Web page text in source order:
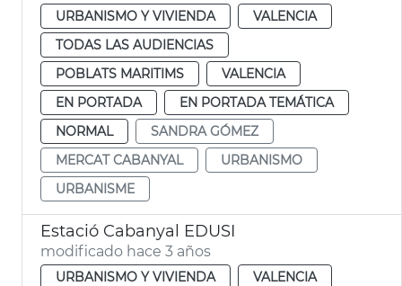
URBANISMO Y VIVIENDA
VALENCIA
TODAS LAS AUDIENCIAS
POBLATS MARITIMS
VALENCIA
EN PORTADA
EN PORTADA TEMÁTICA
NORMAL
SANDRA GÓMEZ
MERCAT CABANYAL
URBANISMO
URBANISME
Estació Cabanyal EDUSI
modificado hace 3 años
URBANISMO Y VIVIENDA
VALENCIA